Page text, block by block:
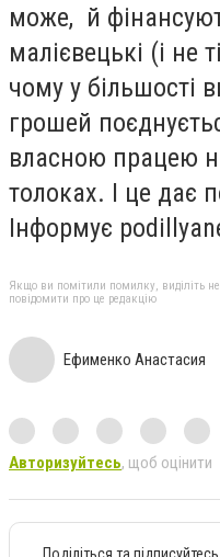
може, й
малієвецькі (і не
чому у більшості
грошей
власною працею
толоках. І це дає
Інформує
Якщо ви помітили помилку, виділіть
повідомити про це редакцію
Ефименко Анастасия
Авторизуйтесь, щоб оцінити